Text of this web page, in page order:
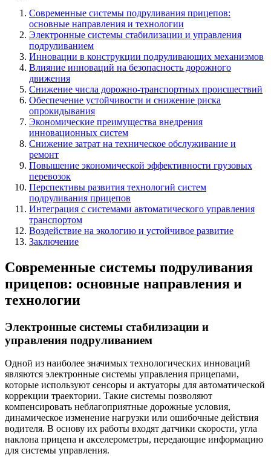
Современные системы подруливания прицепов:
основные направления и технологии
Электронные системы стабилизации и управления
подруливанием
Инновации в конструкции подруливающих механизмов
Влияние инноваций на безопасность дорожного
движения
Снижение числа дорожно-транспортных происшествий
Обеспечение устойчивости и снижение риска
опрокидывания
Экономические преимущества внедрения
инновационных систем
Снижение затрат на техническое обслуживание и
ремонт
Повышение экономической эффективности грузовых
перевозок
Перспективы развития технологий систем
подруливания прицепов
Интеграция с системами автоматического управления
транспортом
Воздействие на экологию и устойчивое развитие
Заключение
Современные системы подруливания
прицепов: основные направления и
технологии
Электронные системы стабилизации и
управления подруливанием
Одной из наиболее значимых технологических инноваций
являются электронные системы управления прицепами,
которые используют сенсоры и актуаторы для автоматической
коррекции траектории. Такие системы позволяют
компенсировать неблагоприятные дорожные условия,
динамическое изменение нагрузки или ошибочные действия
водителя. В основу их работы входят датчики скорости, угла
наклона прицепа и акселерометры, передающие информацию
для системы управления.